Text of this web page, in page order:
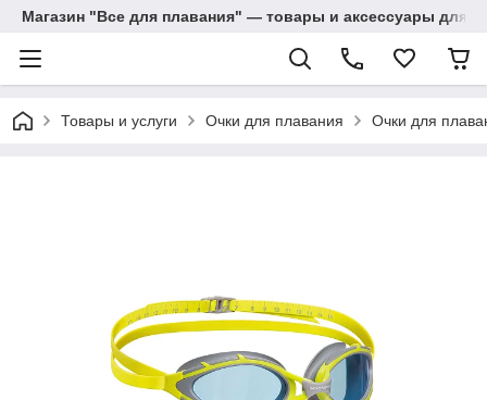
Магазин "Все для плавания" — товары и аксессуары для
Товары и услуги Очки для плавания Очки для